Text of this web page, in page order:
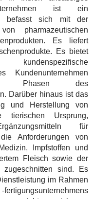
ist ein
befasst sich mit der
pharmazeutischen
Es liefert
Es bietet
Kundenunternehmen
Phasen des
Darüber hinaus ist das
und Herstellung von
tierischen Ursprung,
für
Anforderungen von
Impfstoffen und
Fleisch sowie der
zugeschnitten sind. Es
im Rahmen